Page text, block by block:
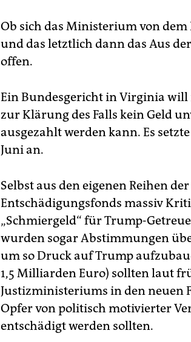
Ob sich das Ministerium von
und das letztlich dann das Aus
offen.
Ein Bundesgericht in Virginia will
zur Klärung des Falls kein Geld
ausgezahlt werden kann. Es
Juni an.
Selbst aus den eigenen Reihen
Entschädigungsfonds massiv
„Schmiergeld“ für Trump-
wurden sogar Abstimmungen
um so Druck auf Trump
1,5 Milliarden Euro) sollten laut
Justizministeriums in den neuen
Opfer von politisch motivierter
entschädigt werden sollten.